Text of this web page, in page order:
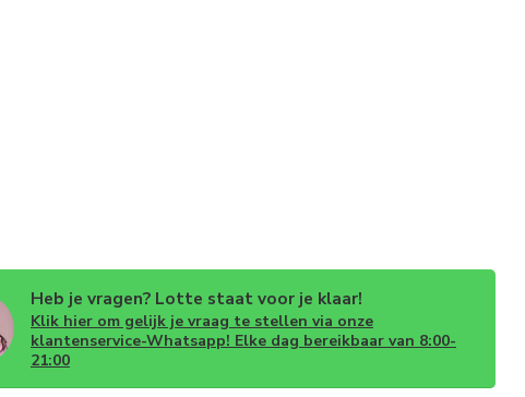
Heb je vragen? Lotte staat voor je klaar!
Klik hier om gelijk je vraag te stellen via onze
klantenservice-Whatsapp! Elke dag bereikbaar van 8:00-
21:00